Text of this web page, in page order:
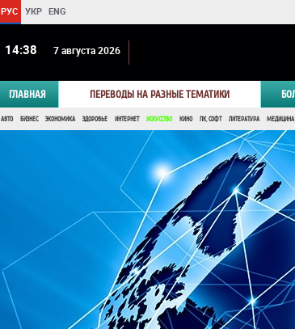
РУС УКР ENG
14 38 7 августа 2026
ГЛАВНАЯ ПЕРЕВОДЫ НА РАЗНЫЕ ТЕМАТИКИ
АВТО БИЗНЕС ЭКОНОМИКА ЗДОРОВЬЕ ИНТЕРНЕТ ИСКУССТВО КИНО ПК, СОФТ ЛИТЕРАТУРА МЕДИЦИНА